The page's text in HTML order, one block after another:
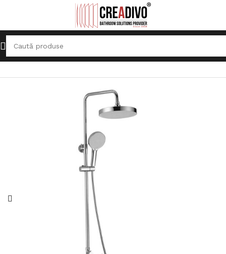
Prima pagină Sisteme de duș Coloane de duș